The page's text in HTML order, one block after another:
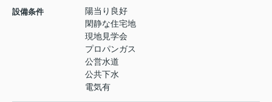
設備条件
陽当り良好
閑静な住宅地
現地見学会
プロパンガス
公営水道
公共下水
電気有